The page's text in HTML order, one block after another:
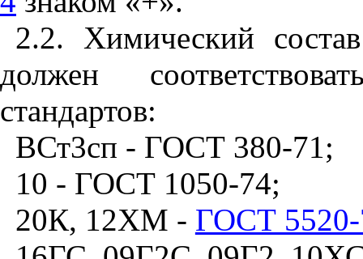
2.2. Химический
должен
стандартов:
ВСт3сп - ГОСТ 380-71;
10 - ГОСТ 1050-74;
20К, 12ХМ - ГОСТ